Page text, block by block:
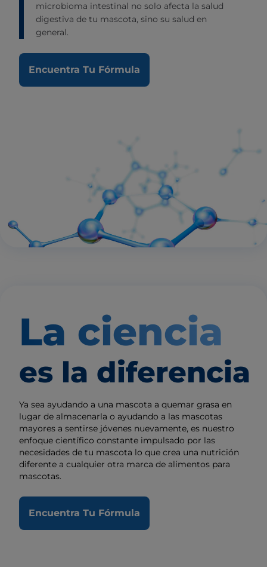
microbioma intestinal no solo afecta la salud
digestiva de tu mascota, sino su salud en
general.
Encuentra Tu Fórmula
La ciencia
es la diferencia
Ya sea ayudando a una mascota a quemar grasa en
lugar de almacenarla o ayudando a las mascotas
mayores a sentirse jóvenes nuevamente, es nuestro
enfoque científico constante impulsado por las
necesidades de tu mascota lo que crea una nutrición
diferente a cualquier otra marca de alimentos para
mascotas.
Encuentra Tu Fórmula